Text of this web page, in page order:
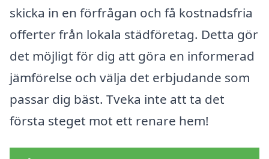
skicka in en förfrågan och få kostnadsfria
offerter från lokala städföretag. Detta gör
det möjligt för dig att göra en informerad
jämförelse och välja det erbjudande som
passar dig bäst. Tveka inte att ta det
första steget mot ett renare hem!